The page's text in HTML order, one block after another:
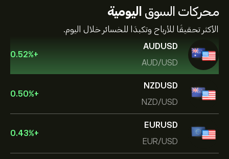
محركات السوق اليومية
الأكثر تحقيقًا للأرباح وتكبدًا للخسائر خلال اليوم.
AUDUSD
AUD/USD
+
0.52%
NZDUSD
NZD/USD
+
0.50%
EURUSD
EUR/USD
+
0.43%